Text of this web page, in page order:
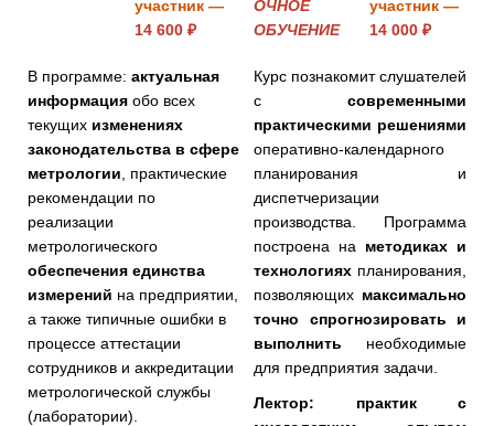
участник —
14 600 ₽
ОЧНОЕ
ОБУЧЕНИЕ
участник —
14 000 ₽
В программе: актуальная
информация обо всех
текущих изменениях
законодательства в сфере
метрологии , практические
рекомендации по
реализации
метрологического
обеспечения единства
измерений на предприятии,
а также типичные ошибки в
процессе аттестации
сотрудников и аккредитации
метрологической службы
(лаборатории).
Курс познакомит слушателей
с современными
практическими решениями
оперативно-календарного
планирования и
диспетчеризации
производства. Программа
построена на методиках и
технологиях планирования,
позволяющих максимально
точно спрогнозировать и
выполнить необходимые
для предприятия задачи.
Лектор: практик с